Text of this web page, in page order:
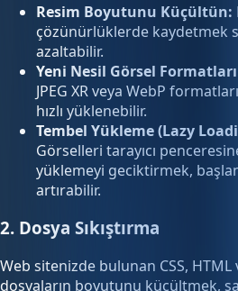
Resim Boyutunu Küçültün:
çözünürlüklerde kaydetmek
azaltabilir.
Yeni Nesil Görsel
JPEG XR veya WebP
hızlı yüklenebilir.
Tembel Yükleme (Lazy
Görselleri tarayıcı
yüklemeyi geciktirmek,
artırabilir.
2. Dosya Sıkıştırma
Web sitenizde bulunan CSS, HTML
dosyaların boyutunu küçültmek,